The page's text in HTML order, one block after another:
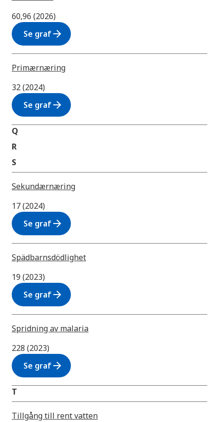
60,96 (2026)
Se grafarrow_forward
Primærnæring
32 (2024)
Se grafarrow_forward
Q
R
S
Sekundærnæring
17 (2024)
Se grafarrow_forward
Spädbarnsdödlighet
19 (2023)
Se grafarrow_forward
Spridning av malaria
228 (2023)
Se grafarrow_forward
T
Tillgång till rent vatten